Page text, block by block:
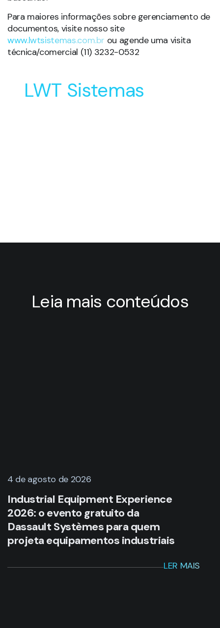
Para maiores informações sobre gerenciamento de
documentos, visite nosso site
www.lwtsistemas.com.br ou agende uma visita
técnica/comercial (11) 3232-0532
LWT Sistemas
Leia mais conteúdos
4 de agosto de 2026
Industrial Equipment Experience
2026: o evento gratuito da
Dassault Systèmes para quem
projeta equipamentos industriais
LER MAIS